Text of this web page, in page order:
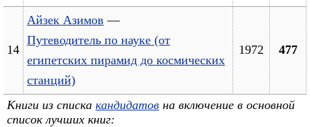
14
Айзек Азимов —
Путеводитель по науке (от
египетских пирамид до космических
станций)
1972 477
Книги из списка кандидатов на включение в основной
список лучших книг: